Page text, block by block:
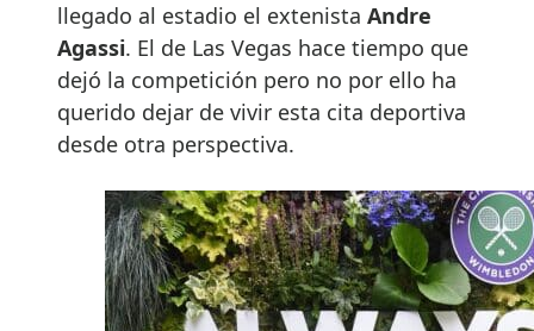
llegado al estadio el extenista Andre
Agassi. El de Las Vegas hace tiempo que
dejó la competición pero no por ello ha
querido dejar de vivir esta cita deportiva
desde otra perspectiva.